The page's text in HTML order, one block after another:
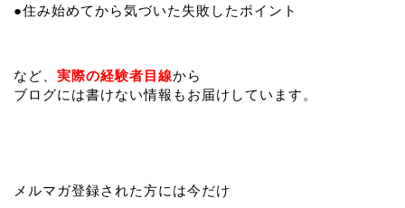
●住み始めてから気づいた失敗したポイント
など、 実際の経験者目線から
ブログには書けない情報もお届けしています。
メルマガ登録された方には今だけ